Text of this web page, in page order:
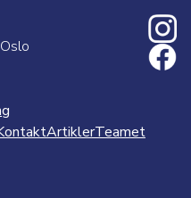
ArtiklerTeamet